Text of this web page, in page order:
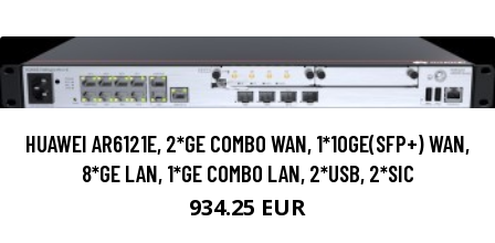
HUAWEI AR6121E, 2*GE COMBO WAN, 1*10GE(SFP+) WAN,
8*GE LAN, 1*GE COMBO LAN, 2*USB, 2*SIC
934.25 EUR